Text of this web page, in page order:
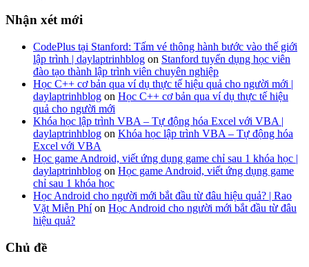
Nhận xét mới
CodePlus tại Stanford: Tấm vé thông hành bước vào thế giới
lập trình | daylaptrinhblog on Stanford tuyển dụng học viên
đào tạo thành lập trình viên chuyên nghiệp
Học C++ cơ bản qua ví dụ thực tế hiệu quả cho người mới |
daylaptrinhblog on Học C++ cơ bản qua ví dụ thực tế hiệu
quả cho người mới
Khóa học lập trình VBA – Tự động hóa Excel với VBA |
daylaptrinhblog on Khóa học lập trình VBA – Tự động hóa
Excel với VBA
Học game Android, viết ứng dụng game chỉ sau 1 khóa học |
daylaptrinhblog on Học game Android, viết ứng dụng game
chỉ sau 1 khóa học
Học Android cho người mới bắt đầu từ đâu hiệu quả? | Rao
Vặt Miễn Phíon Học Android cho người mới bắt đầu từ đâu
hiệu quả?
Chủ đề